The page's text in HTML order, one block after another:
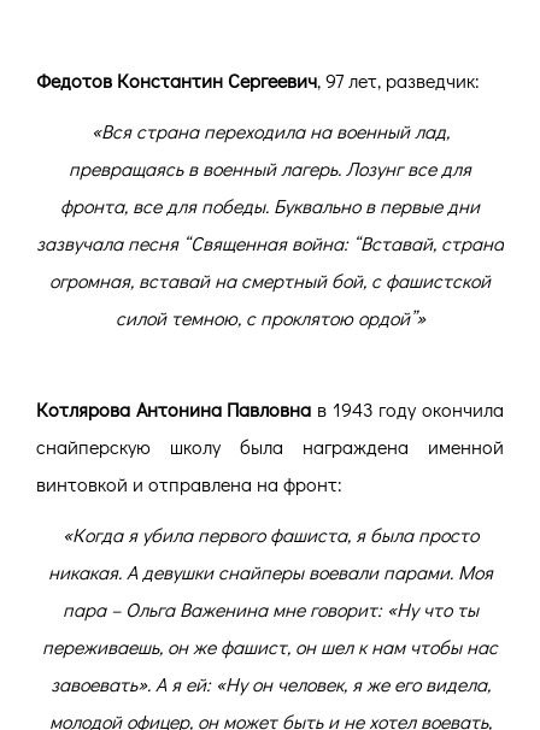
Федотов Константин Сергеевич, 97 лет, разведчик:
«Вся страна переходила на военный лад,
превращаясь в военный лагерь. Лозунг все для
фронта, все для победы. Буквально в первые дни
зазвучала песня “Священная война: “Вставай, страна
огромная, вставай на смертный бой, с фашистской
силой темною, с проклятою ордой”»
Котлярова Антонина Павловна в 1943 году окончила
снайперскую школу была награждена именной
винтовкой и отправлена на фронт:
«Когда я убила первого фашиста, я была просто
никакая. А девушки снайперы воевали парами. Моя
пара – Ольга Важенина мне говорит: «Ну что ты
переживаешь, он же фашист, он шел к нам чтобы нас
завоевать». А я ей: «Ну он человек, я же его видела,
молодой офицер, он может быть и не хотел воевать,